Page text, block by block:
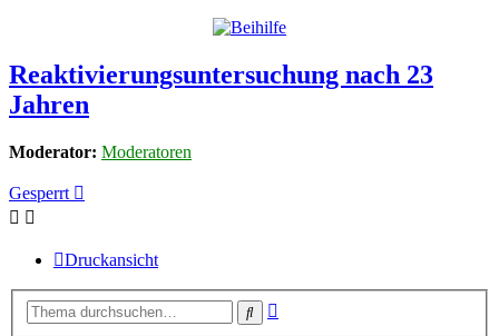
Reaktivierungsuntersuchung nach 23
Jahren
Moderator: Moderatoren
Gesperrt
Druckansicht
Suche